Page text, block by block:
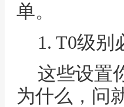
单。
1. T0级
这些设置
为什么，问